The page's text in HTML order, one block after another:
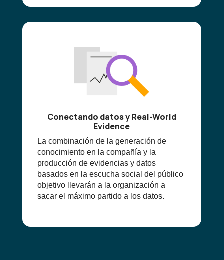
Conectando datos y Real-World
Evidence
La combinación de la generación de
conocimiento en la compañía y la
producción de evidencias y datos
basados en la escucha social del público
objetivo llevarán a la organización a
sacar el máximo partido a los datos.